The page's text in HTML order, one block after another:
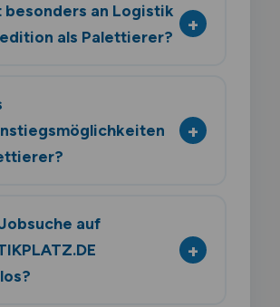
besonders an Logistik
als Palettierer?
auf